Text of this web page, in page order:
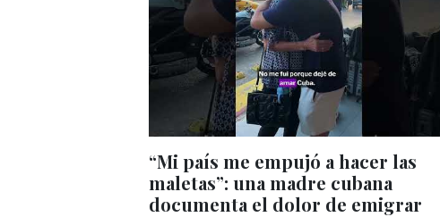
“Mi país me empujó a hacer las
maletas”: una madre cubana
documenta el dolor de emigrar